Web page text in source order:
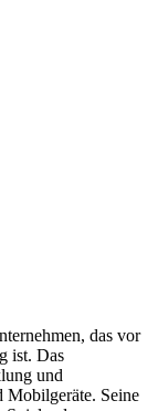
das vor
ist. Das
und
Seine